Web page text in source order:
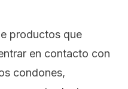
productos que
en contacto con
condones,